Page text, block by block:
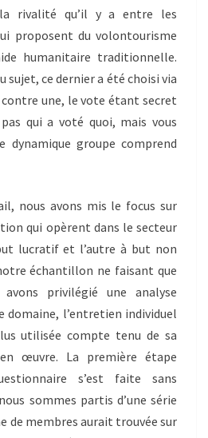
rivalité qu’il y a entre les
proposent du volontourisme
humanitaire traditionnelle.
sujet, ce dernier a été choisi via
une, le vote étant secret
qui a voté quoi, mais vous
dynamique groupe comprend
nous avons mis le focus sur
qui opèrent dans le secteur
lucratif et l’autre à but non
échantillon ne faisant que
privilégié une analyse
domaine, l’entretien individuel
utilisée compte tenu de sa
œuvre. La première étape
s’est faite sans
sommes partis d’une série
de membres aurait trouvée sur